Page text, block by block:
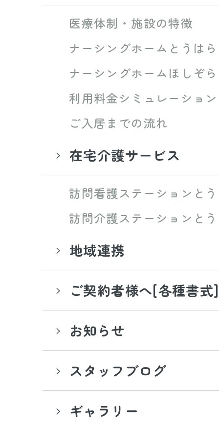
医療体制・施設の特徴
ナーシングホームとうはら
ナーシングホームほしぞら
利用料金シミュレーション
ご入居までの流れ
在宅介護サービス
訪問看護ステーションと
訪問介護ステーションと
地域連携
ご契約者様へ[各種書式]
お知らせ
スタッフブログ
ギャラリー